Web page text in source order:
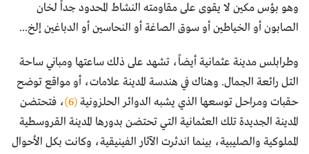
وهو بؤس مكين لا يقوى على مقاومته النشاط المحدود جداً لخان
الصابون أو الخياطين أو سوق الصاغة أو النحاسين أو الدباغين إلخ...
وطرابلس مدينة عثمانية أيضاً، تشهد على ذلك ساعتها ومباني ساحة
التل رائعة الجمال. وهناك في هندسة المدينة علامات، أو مواقع توضح
حقبات ومراحل توسعها الذي يشبه الدوائر الحلزونية(6)
، فتحتضن
المدينة الجديدة تلك العثمانية التي تحتضن بدورها المدينة القروسطية
المملوكية والصليبية، بينما اندثرت الآثار الفينيقية، وكانت بكل الأحوال